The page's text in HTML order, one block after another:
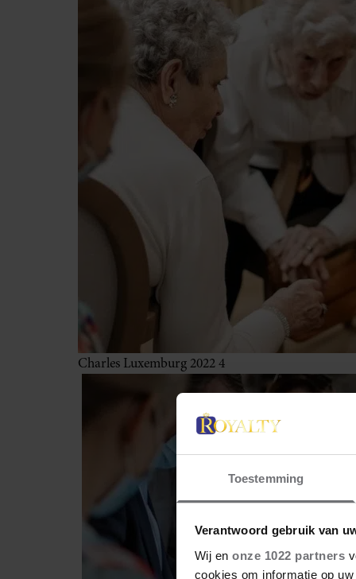
Toestemming
Verantwoord gebruik van
Wij en onze 1022 partners
cookies om informatie op
Charles Luxemburg 2022 4